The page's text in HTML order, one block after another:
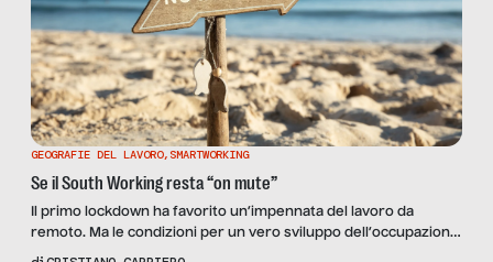
GEOGRAFIE DEL LAVORO, SMARTWORKING
Se il South Working resta “on mute”
Il primo lockdown ha favorito un’impennata del lavoro da
remoto. Ma le condizioni per un vero sviluppo dell’occupazione
al Sud sono altre.